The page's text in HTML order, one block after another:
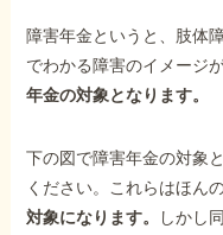
障害年金というと、肢体
でわかる障害のイメージ
年金の対象となります。
下の図で障害年金の対象
ください。これらはほん
対象になります。
しかし